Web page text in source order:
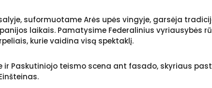
suformuotame Arės upės vingyje, garsėja
laikais. Pamatysime Federalinius vyriausybės
kurie vaidina visą spektaklį.
ir Paskutiniojo teismo scena ant fasado, skyriaus